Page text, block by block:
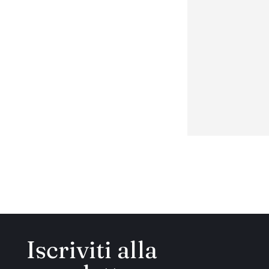
Iscriviti alla